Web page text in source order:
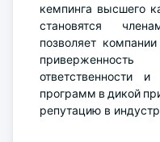
кемпинга высшего
становятся
позволяет
ответственности и
программ в дикой
репутацию в